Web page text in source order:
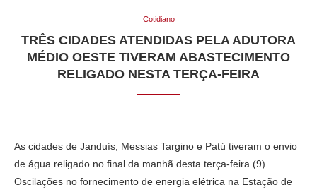
Cotidiano
TRÊS CIDADES ATENDIDAS PELA ADUTORA
MÉDIO OESTE TIVERAM ABASTECIMENTO
RELIGADO NESTA TERÇA-FEIRA
As cidades de Janduís, Messias Targino e Patú tiveram o envio
de água religado no final da manhã desta terça-feira (9).
Oscilações no fornecimento de energia elétrica na Estação de